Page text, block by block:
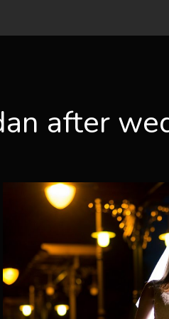
after